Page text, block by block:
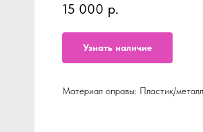
15 000 р.
Узнать наличие
Материал оправы: Пластик/металл